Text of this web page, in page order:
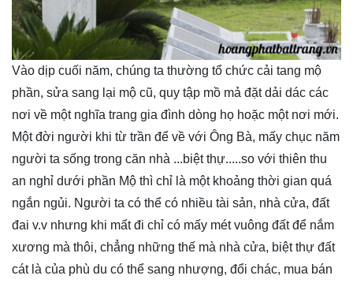
Vào dịp cuối năm, chúng ta thường tổ chức cải tang mộ
phần, sửa sang lại mộ cũ, quy tập mồ mả đặt dải dác các
nơi về một nghĩa trang gia đình dòng họ hoặc một nơi mới.
Một đời người khi từ trần để về với Ông Bà, mấy chục năm
người ta sống trong căn nhà ...biệt thự.....so với thiên thu
an nghỉ dưới phần Mộ thì chỉ là một khoảng thời gian quá
ngắn ngủi. Người ta có thể có nhiều tài sản, nhà cửa, đất
đai v.v nhưng khi mất đi chỉ có mấy mét vuông đất để nắm
xương mà thôi, chẳng những thế mà nhà cửa, biệt thự đất
cát là của phù du có thể sang nhượng, đổi chác, mua bán